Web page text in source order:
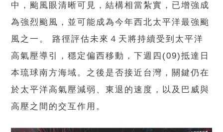
中，颱風眼清晰可見，結構相當紮實，已增強成
為強烈颱風，並可能成為今年西北太平洋最強颱
風之一。 路徑評估未來４天將持續受到太平洋
高氣壓導引，穩定偏西移動，下週四(09)抵達日
本琉球南方海域。之後是否接近台灣，關鍵仍在
於太平洋高氣壓減弱、東退的速度，以及巴威與
高壓之間的交互作用。